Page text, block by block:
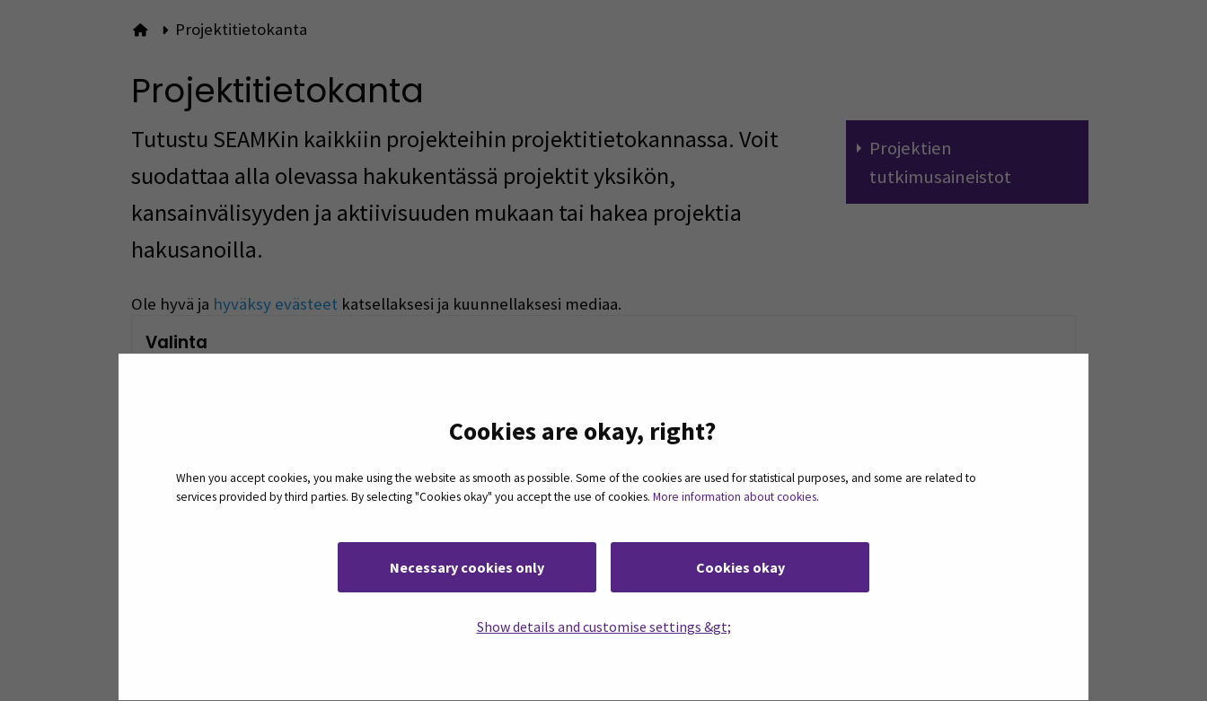
Cookies are okay, right?
When you accept cookies, you make using the website as smooth as possible. Some of the cookies are used for statistical purposes, and some are related to
services provided by third parties. By selecting "Cookies okay" you accept the use of cookies. More information about cookies.
Necessary cookies only Cookies okay
Show details and customise settings &gt;
Etusivulle
Projektitietokanta
Projektitietokanta
Tutustu SEAMKin kaikkiin projekteihin projektitietokannassa. Voit
suodattaa alla olevassa hakukentässä projektit yksikön,
kansainvälisyyden ja aktiivisuuden mukaan tai hakea projektia
hakusanoilla.
Projektien
tutkimusaineistot
Ole hyvä ja hyväksy evästeet katsellaksesi ja kuunnellaksesi mediaa.
Valinta
Ladataan hakukomponenttia...
Yhdistetään palvelimeen .....
Yhdistetään palvelimeen .....